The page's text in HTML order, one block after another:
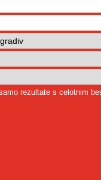
rezultate s celotnim